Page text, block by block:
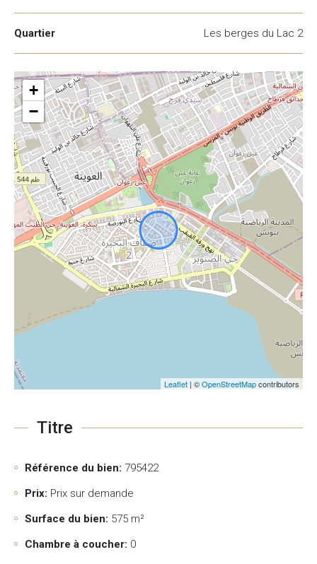
Quartier Les berges du Lac 2
+
−
Leaflet | ©OpenStreetMapcontributors
Titre
Référence du bien: 795422
Prix: Prix sur demande
Surface du bien: 575 m²
Chambre à coucher: 0